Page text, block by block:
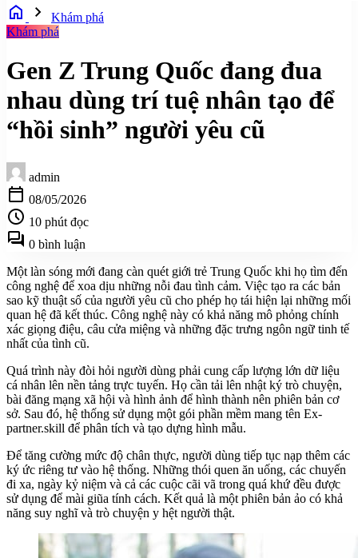
home chevron_right
Khám phá
Khám phá
Gen Z Trung Quốc đang đua
nhau dùng trí tuệ nhân tạo để
“hồi sinh” người yêu cũ
admin
calendar_today 08/05/2026
schedule 10 phút đọc
forum 0 bình luận
Một làn sóng mới đang càn quét giới trẻ Trung Quốc khi họ tìm đến
công nghệ để xoa dịu những nỗi đau tình cảm. Việc tạo ra các bản
sao kỹ thuật số của người yêu cũ cho phép họ tái hiện lại những mối
quan hệ đã kết thúc. Công nghệ này có khả năng mô phỏng chính
xác giọng điệu, câu cửa miệng và những đặc trưng ngôn ngữ tinh tế
nhất của tình cũ.
Quá trình này đòi hỏi người dùng phải cung cấp lượng lớn dữ liệu
cá nhân lên nền tảng trực tuyến. Họ cần tải lên nhật ký trò chuyện,
bài đăng mạng xã hội và hình ảnh để hình thành nên phiên bản cơ
sở. Sau đó, hệ thống sử dụng một gói phần mềm mang tên Ex-
partner.skill để phân tích và tạo dựng hình mẫu.
Để tăng cường mức độ chân thực, người dùng tiếp tục nạp thêm các
ký ức riêng tư vào hệ thống. Những thói quen ăn uống, các chuyến
đi xa, ngày kỷ niệm và cả các cuộc cãi vã trong quá khứ đều được
sử dụng để mài giũa tính cách. Kết quả là một phiên bản ảo có khả
năng suy nghĩ và trò chuyện y hệt người thật.